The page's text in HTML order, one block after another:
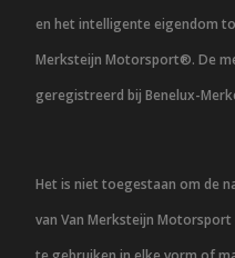
en het intelligente eigendom
Merksteijn Motorsport®. De
geregistreerd bij Benelux-
Het is niet toegestaan om de
van Van Merksteijn